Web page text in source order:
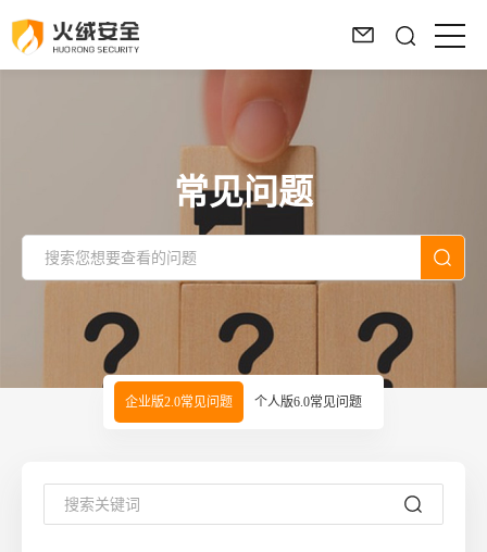
常见问题
企业版2.0常见问题 个人版6.0常见问题